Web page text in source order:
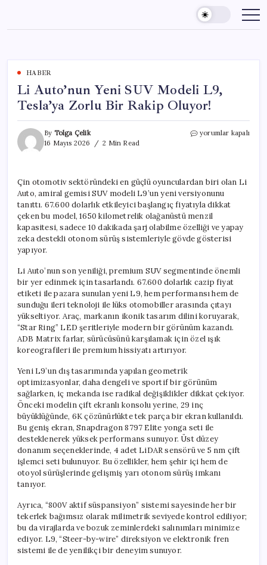
content
HABER
Li Auto’nun Yeni SUV Modeli L9,
Tesla’ya Zorlu Bir Rakip Oluyor!
By Tolga Çelik
16 Mayıs 2026
2 Min Read
Li
L9,
Tesla’ya
Zorlu
Bir
Rakip
Oluyor!
için
yorumlar kapalı
Çin otomotiv sektöründeki en güçlü oyunculardan biri olan Li
Auto, amiral gemisi SUV modeli L9’un yeni versiyonunu
tanıttı. 67.600 dolarlık etkileyici başlangıç fiyatıyla dikkat
çeken bu model, 1650 kilometrelik olağanüstü menzil
kapasitesi, sadece 10 dakikada şarj olabilme özelliği ve yapay
zeka destekli otonom sürüş sistemleriyle gövde gösterisi
yapıyor.
Li Auto’nun son yeniliği, premium SUV segmentinde önemli
bir yer edinmek için tasarlandı. 67.600 dolarlık cazip fiyat
etiketi ile pazara sunulan yeni L9, hem performansı hem de
sunduğu ileri teknoloji ile lüks otomobiller arasında çıtayı
yükseltiyor. Araç, markanın ikonik tasarım dilini koruyarak,
“Star Ring” LED şeritleriyle modern bir görünüm kazandı.
ADB Matrix farlar, sürücüsünü karşılamak için özel ışık
koreografileri ile premium hissiyatı artırıyor.
Yeni L9’un dış tasarımında yapılan geometrik
optimizasyonlar, daha dengeli ve sportif bir görünüm
sağlarken, iç mekanda ise radikal değişiklikler dikkat çekiyor.
Önceki modelin çift ekranlı konsolu yerine, 29 inç
büyüklüğünde, 6K çözünürlükte tek parça bir ekran kullanıldı.
Bu geniş ekran, Snapdragon 8797 Elite yonga seti ile
desteklenerek yüksek performans sunuyor. Üst düzey
donanım seçeneklerinde, 4 adet LiDAR sensörü ve 5 nm çift
işlemci seti bulunuyor. Bu özellikler, hem şehir içi hem de
otoyol sürüşlerinde gelişmiş yarı otonom sürüş imkanı
tanıyor.
Ayrıca, “800V aktif süspansiyon” sistemi sayesinde her bir
tekerlek bağımsız olarak milimetrik seviyede kontrol ediliyor;
bu da virajlarda ve bozuk zeminlerdeki salınımları minimize
ediyor. L9, “Steer-by-wire” direksiyon ve elektronik fren
sistemi ile de yenilikçi bir deneyim sunuyor.